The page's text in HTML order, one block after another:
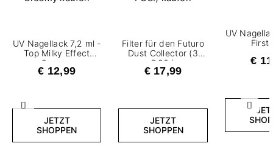
Zurück
UV Nagellack 7,2 ml -
Top Milky Effect
Creamy
€ 12,99
JETZT
SHOPPEN
Filter für den Futuro
Dust Collector (3
PCS.)
€ 17,99
JETZT
SHOPPEN
UV
First
€